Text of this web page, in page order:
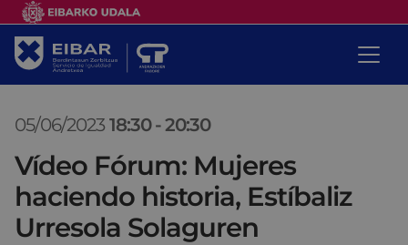
05/06/2023 18:30 -20:30
Vídeo Fórum: Mujeres
haciendo historia, Estíbaliz
Urresola Solaguren